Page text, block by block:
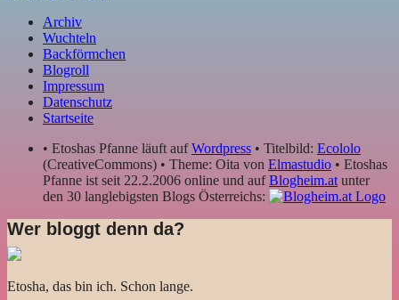
Archiv
Wuchteln
Backförmchen
Blogroll
Impressum
Datenschutz
Startseite
• Etoshas Pfanne läuft aufWordpress • Titelbild: Ecololo
(CreativeCommons) • Theme: Oita von Elmastudio • Etoshas
Pfanne ist seit 22.2.2006 online und aufBlogheim.at unter
den 30 langlebigsten Blogs Österreichs:
Wer bloggt denn da?
Etosha, das bin ich. Schon lange.